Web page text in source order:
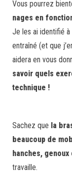
Vous pourrez
nages en
Je les ai identifié à
entraîné (et que
aidera en vous
savoir quels
technique !
Sachez que la
beaucoup de
hanches,
travaille.